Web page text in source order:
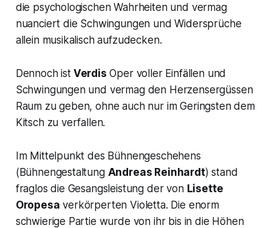
die psychologischen Wahrheiten und vermag
nuanciert die Schwingungen und Widersprüche
allein musikalisch aufzudecken.
Dennoch istVerdis Oper voller Einfällen und
Schwingungen und vermag den Herzensergüssen
Raum zu geben, ohne auch nur im Geringsten dem
Kitsch zu verfallen.
Im Mittelpunkt des Bühnengeschehens
(Bühnengestaltung Andreas Reinhardt) stand
fraglos die Gesangsleistung der von Lisette
Oropesa verkörperten Violetta. Die enorm
schwierige Partie wurde von ihr bis in die Höhen